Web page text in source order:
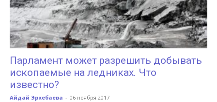
Парламент может разрешить добывать
ископаемые на ледниках. Что
известно?
Айдай Эркебаева - 06 ноября 2017